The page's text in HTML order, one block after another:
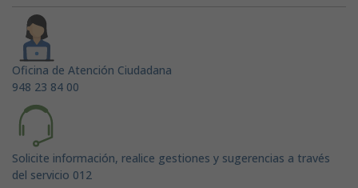
Oficina de Atención Ciudadana
948 23 84 00
Solicite información, realice gestiones y sugerencias a través
del servicio 012